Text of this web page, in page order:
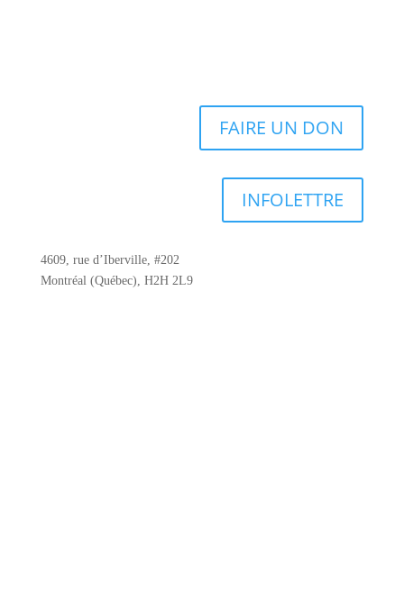
FAIRE UN DON
INFOLETTRE
4609, rue d’Iberville, #202
Montréal (Québec), H2H 2L9